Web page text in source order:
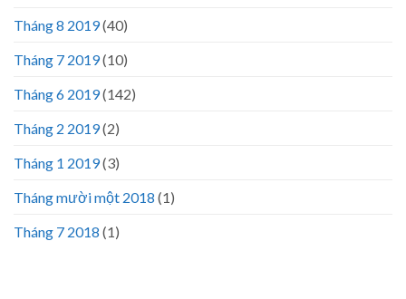
Tháng 8 2019(40)
Tháng 7 2019(10)
Tháng 6 2019(142)
Tháng 2 2019(2)
Tháng 1 2019(3)
Tháng mười một 2018 (1)
Tháng 7 2018 (1)